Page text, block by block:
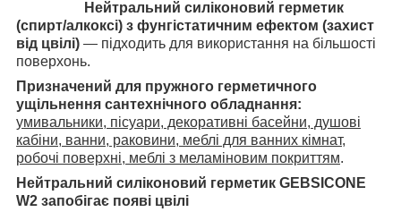
Нейтральний силіконовий герметик
(спирт/алкоксі) з фунгістатичним ефектом (захист
від цвілі) — підходить для використання на більшості
поверхонь.
Призначений для пружного герметичного
ущільнення сантехнічного обладнання:
умивальники, пісуари, декоративні басейни, душові
кабіни, ванни, раковини, меблі для ванних кімнат,
робочі поверхні, меблі з меламіновим покриттям.
Нейтральний силіконовий герметик GEBSICONE
W2 запобігає появі цвілі